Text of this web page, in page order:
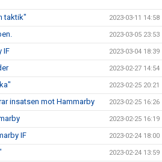
taktik" 2023-03-11 14:58
2023-03-05 23:53
IF 2023-03-04 18:39
2023-02-27 14:54
2023-02-25 20:21
insatsen mot Hammarby 2023-02-25 16:26
2023-02-25 16:19
IF 2023-02-24 18:00
2023-02-24 13:59